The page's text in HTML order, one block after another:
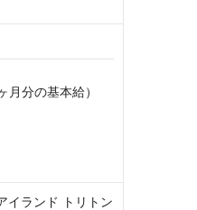
分の基本給）
イランド トリトン